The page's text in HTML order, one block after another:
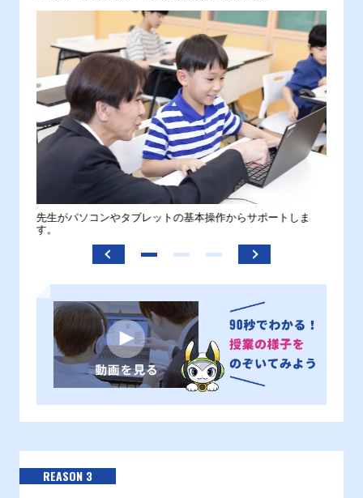
先生がパソコンやタブレットの基本操作からサポートしま
す。
REASON 3